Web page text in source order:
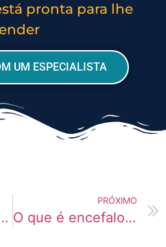
pronta para lhe
UM ESPECIALISTA
por overdose?
PRÓXIMO
O que é encefalopatia tóxica?